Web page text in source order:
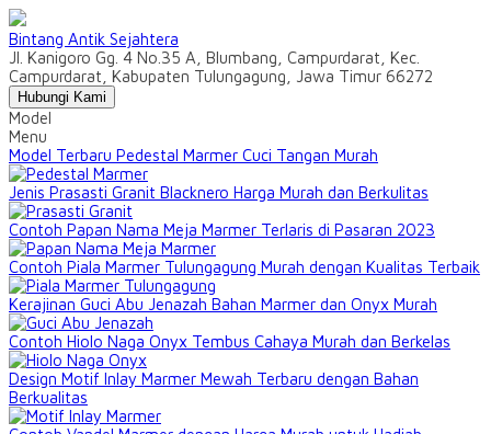
Bintang Antik Sejahtera
Jl. Kanigoro Gg. 4 No.35 A, Blumbang, Campurdarat, Kec.
Campurdarat, Kabupaten Tulungagung, Jawa Timur 66272
Hubungi Kami
Model
Menu
Model Terbaru Pedestal Marmer Cuci Tangan Murah
Jenis Prasasti Granit Blacknero Harga Murah dan Berkulitas
Contoh Papan Nama Meja Marmer Terlaris di Pasaran 2023
Contoh Piala Marmer Tulungagung Murah dengan Kualitas Terbaik
Kerajinan Guci Abu Jenazah Bahan Marmer dan Onyx Murah
Contoh Hiolo Naga Onyx Tembus Cahaya Murah dan Berkelas
Design Motif Inlay Marmer Mewah Terbaru dengan Bahan
Berkualitas